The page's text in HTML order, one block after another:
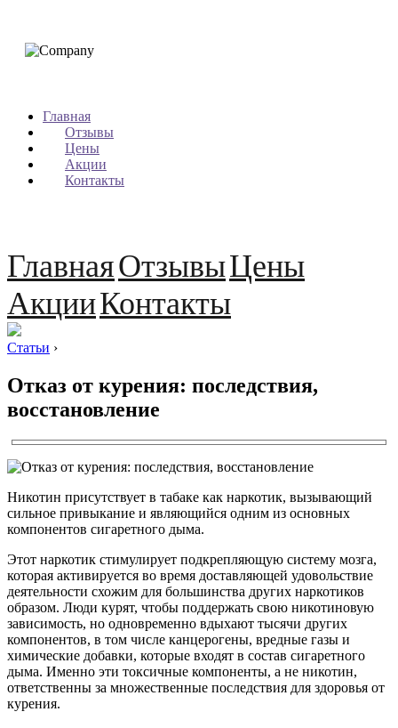
Главная
Отзывы
Цены
Акции
Контакты
ГлавнаяОтзывыЦены
АкцииКонтакты
Статьи ›
Отказ от курения: последствия,
восстановление
Никотин присутствует в табаке как наркотик, вызывающий
сильное привыкание и являющийся одним из основных
компонентов сигаретного дыма.
Этот наркотик стимулирует подкрепляющую систему мозга,
которая активируется во время доставляющей удовольствие
деятельности схожим для большинства других наркотиков
образом. Люди курят, чтобы поддержать свою никотиновую
зависимость, но одновременно вдыхают тысячи других
компонентов, в том числе канцерогены, вредные газы и
химические добавки, которые входят в состав сигаретного
дыма. Именно эти токсичные компоненты, а не никотин,
ответственны за множественные последствия для здоровья от
курения.